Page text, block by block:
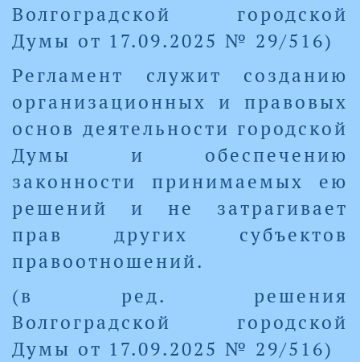
Волгоградской городской
Думы от 17.09.2025 № 29/516)
Регламент служит созданию
организационных и правовых
основ деятельности городской
Думы и обеспечению
законности принимаемых ею
решений и не затрагивает
прав других субъектов
правоотношений.
(в ред. решения
Волгоградской городской
Думы от 17.09.2025 № 29/516)